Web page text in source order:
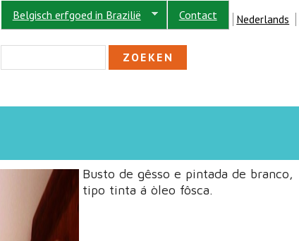
Belgisch erfgoed in Brazilië Contact Nederlands
ZOEKVELD
Busto de gêsso e pintada de branco,
tipo tinta á òleo fôsca.